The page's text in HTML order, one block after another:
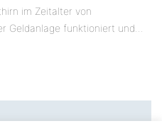
im Zeitalter von
Geldanlage funktioniert und...